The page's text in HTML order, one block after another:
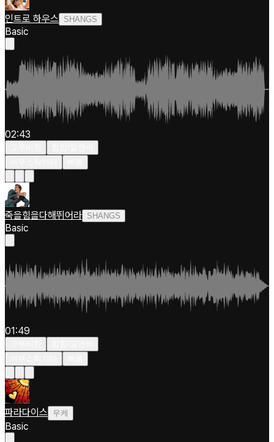
인트로 하우스 SHANGS
Basic
02:43
죽을힘을다해뛰어라 SHANGS
Basic
01:49
파라다이스 우케
Basic